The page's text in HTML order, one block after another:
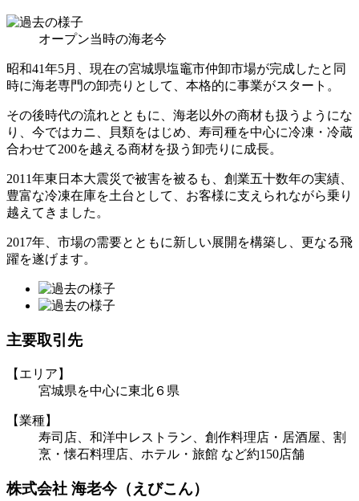
オープン当時の海老今
昭和41年5月、現在の宮城県塩竈市仲卸市場が完成したと同
時に海老専門の卸売りとして、本格的に事業がスタート。
その後時代の流れとともに、海老以外の商材も扱うようにな
り、今ではカニ、貝類をはじめ、寿司種を中心に冷凍・冷蔵
合わせて200を越える商材を扱う卸売りに成長。
2011年東日本大震災で被害を被るも、創業五十数年の実績、
豊富な冷凍在庫を土台として、お客様に支えられながら乗り
越えてきました。
2017年、市場の需要とともに新しい展開を構築し、更なる飛
躍を遂げます。
主要取引先
【エリア】
宮城県を中心に東北６県
【業種】
寿司店、和洋中レストラン、創作料理店・居酒屋、割
烹・懐石料理店、ホテル・旅館 など約150店舗
株式会社 海老今（えびこん）